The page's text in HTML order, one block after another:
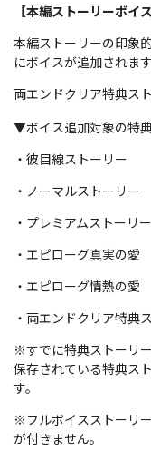
【本編ストーリーボイ
本編ストーリーの印象
にボイスが追加されます
両エンドクリア特典ス
▼ボイス追加対象の特
・彼目線ストーリー
・ノーマルストーリー
・プレミアムストーリー
・エピローグ真実の愛
・エピローグ情熱の愛
・両エンドクリア特典
※すでに特典ストーリ
保存されている特典ス
す。
※フルボイスストーリ
が付きません。